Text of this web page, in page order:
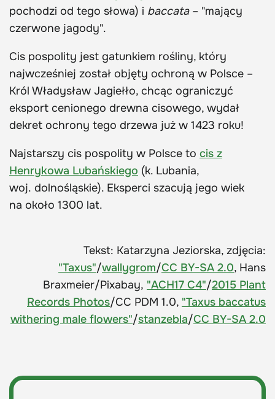
pochodzi od tego słowa) i baccata – "mający
czerwone jagody".
Cis pospolity jest gatunkiem rośliny, który
najwcześniej został objęty ochroną w Polsce –
Król Władysław Jagiełło, chcąc ograniczyć
eksport cenionego drewna cisowego, wydał
dekret ochrony tego drzewa już w 1423 roku!
Najstarszy cis pospolity w Polsce to cis z
Henrykowa Lubańskiego (k. Lubania,
woj. dolnośląskie). Eksperci szacują jego wiek
na około 1300 lat.
Tekst: Katarzyna Jeziorska, zdjęcia:
"Taxus"/wallygrom/CC BY-SA 2.0, Hans
Braxmeier/Pixabay, "ACH17 C4"/2015 Plant
Records Photos/CC PDM 1.0, "Taxus baccatus
withering male flowers"/stanzebla/CC BY-SA 2.0